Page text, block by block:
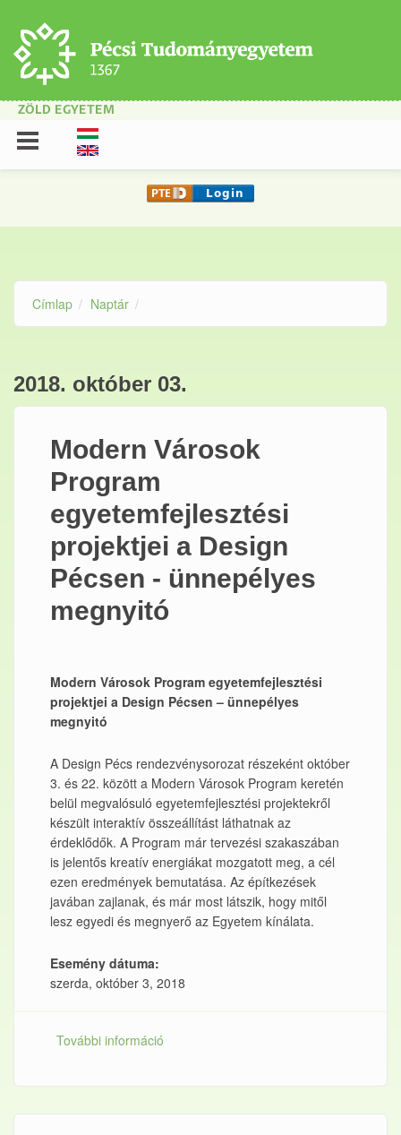
ZÖLD EGYETEM
Címlap Naptár
2018. október 03.
Modern Városok
Program
egyetemfejlesztési
projektjei a Design
Pécsen - ünnepélyes
megnyitó
Modern Városok Program egyetemfejlesztési
projektjei a Design Pécsen – ünnepélyes
megnyitó
A Design Pécs rendezvénysorozat részeként október
3. és 22. között a Modern Városok Program keretén
belül megvalósuló egyetemfejlesztési projektekről
készült interaktív összeállítást láthatnak az
érdeklődők. A Program már tervezési szakaszában
is jelentős kreatív energiákat mozgatott meg, a cél
ezen eredmények bemutatása. Az építkezések
javában zajlanak, és már most látszik, hogy mitől
lesz egyedi és megnyerő az Egyetem kínálata.
Esemény dátuma:
szerda, október 3, 2018
További információ